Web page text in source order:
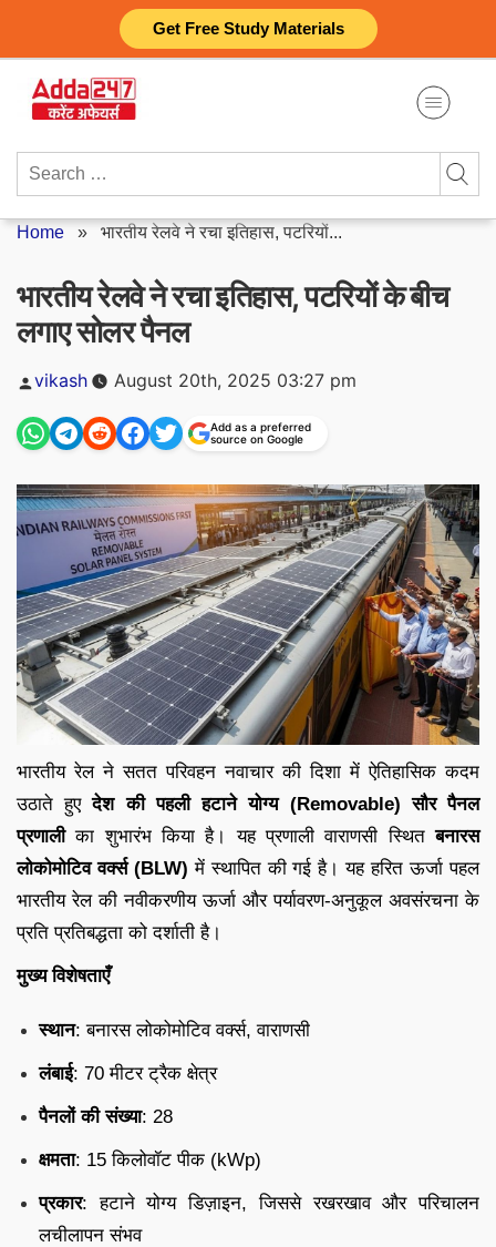
Get Free Study Materials
content
Search
Home » भारतीय रेलवे ने रचा इतिहास, पटरियों...
भारतीय रेलवे ने रचा इतिहास, पटरियों के बीच
लगाए सोलर पैनल
Posted
vikash August 20th, 2025 03:27 pm
Add as a preferred
source on Google
भारतीय रेल ने सतत परिवहन नवाचार की दिशा में ऐतिहासिक कदम
उठाते हुएदेश की पहली हटाने योग्य (Removable) सौर पैनल
प्रणालीका शुभारंभ किया है। यह प्रणाली वाराणसी स्थितबनारस
लोकोमोटिव वर्क्स (BLW) में स्थापित की गई है। यह हरित ऊर्जा पहल
भारतीय रेल की नवीकरणीय ऊर्जा और पर्यावरण-अनुकूल अवसंरचना के
प्रति प्रतिबद्धता को दर्शाती है।
मुख्य विशेषताएँ
स्थान: बनारस लोकोमोटिव वर्क्स, वाराणसी
लंबाई: 70 मीटर ट्रैक क्षेत्र
पैनलों की संख्या: 28
क्षमता: 15 किलोवॉट पीक (kWp)
प्रकार: हटाने योग्य डिज़ाइन, जिससे रखरखाव और परिचालन
लचीलापन संभव